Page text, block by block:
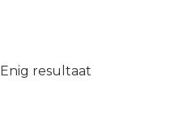
Enig resultaat